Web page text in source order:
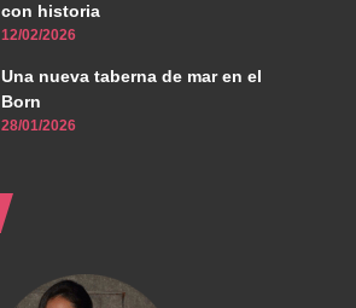
con historia
12/02/2026
Una nueva taberna de mar en el
Born
28/01/2026